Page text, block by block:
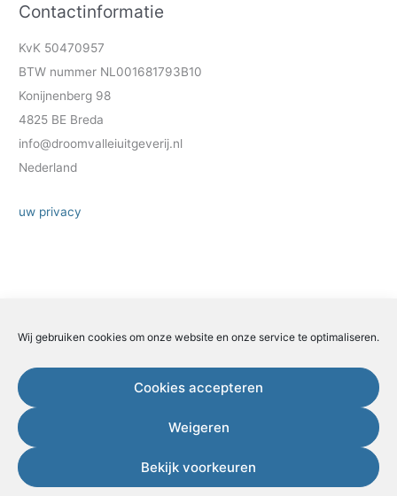
Wij gebruiken cookies om onze website en onze service te optimaliseren.
Cookies accepteren
Weigeren
Bekijk voorkeuren
Contactinformatie
KvK 50470957
BTW nummer NL001681793B10
Konijnenberg 98
4825 BE Breda
info@droomvalleiuitgeverij.nl
Nederland
uw privacy
Zoeken
KvK 50470957 – BTW nummer NL001681793B10 – Postadres
Konijnenberg 4825 BE Breda